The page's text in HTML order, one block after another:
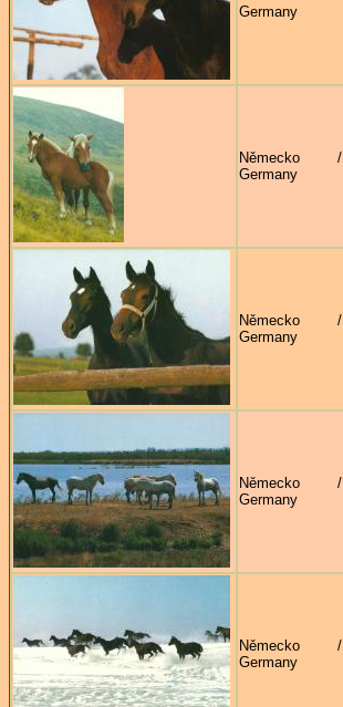
Germany
Německo /
Germany
Německo /
Germany
Německo /
Germany
Německo /
Germany